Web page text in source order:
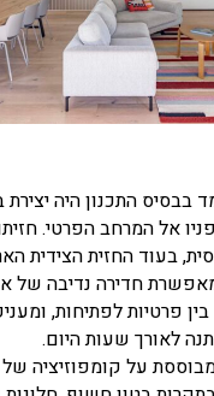
בבסיס התכנון היה
אל המרחב הפרטי.
בעוד החזית הצידית
חדירה נדיבה של
בין פרטיות לפתיחות,
לאורך שעות היום.
על קומפוזיציה של